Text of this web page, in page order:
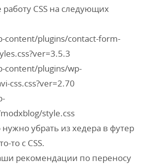
CSS на следующих
content/plugins/contact-form-
content/plugins/wp-
css.css?ver=2.70
style.css
нужно убрать из хедера в футер
то c CSS.
рекомендации по переносу